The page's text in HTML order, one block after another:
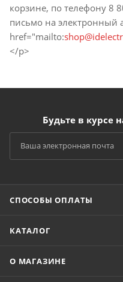
корзине, по телефону 8
письмо на электронный
href="mailto:
</p>
Будьте в курсе
СПОСОБЫ ОПЛАТЫ
КАТАЛОГ
О МАГАЗИНЕ